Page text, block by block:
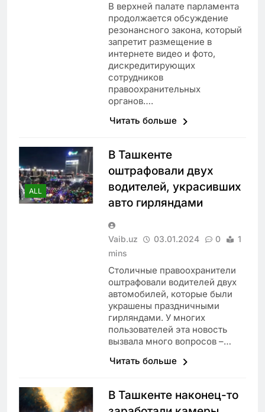
В верхней палате парламента
продолжается обсуждение
резонансного закона, который
запретит размещение в
интернете видео и фото,
дискредитирующих
сотрудников
правоохранительных
органов….
Читать больше
ALL
В Ташкенте
оштрафовали двух
водителей, украсивших
авто гирляндами
Vaib.uz 03.01.2024 0
1
mins
Столичные правоохранители
оштрафовали водителей двух
автомобилей, которые были
украшены праздничными
гирляндами. У многих
пользователей эта новость
вызвала много вопросов –…
Читать больше
В Ташкенте наконец-то